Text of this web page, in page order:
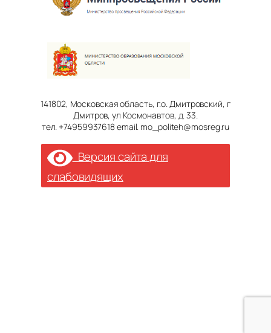
141802, Московская область, г.о. Дмитровский, г
Дмитров, ул Космонавтов, д. 33.
тел. +74959937618 email. mo_politeh@mosreg.ru
Версия сайта для
слабовидящих